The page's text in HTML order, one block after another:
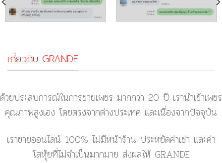
เกี่ยวกับ GRANDE
ด้วยประสบการณ์ในการขายเพชร มากกว่า 20 ปี เรานำเข้าเพชร
คุณภาพสูงเอง โดยตรงจากต่างประเทศ และเนื่องจากปัจจุบัน
เราขายออนไลน์ 100% ไม่มีหน้าร้าน ประหยัดค่าเช่า และค่า
โสหุ้ยที่ไม่จำเป็นมากมาย ส่งผลให้ GRANDE